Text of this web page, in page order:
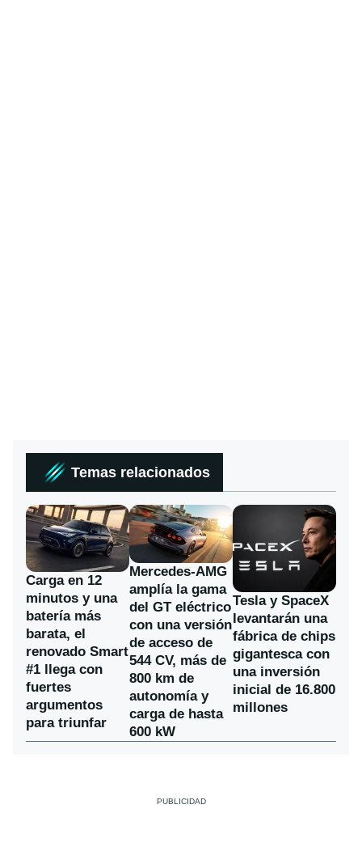
Temas relacionados
Carga en 12
minutos y una
batería más
barata, el
renovado Smart
#1 llega con
fuertes
argumentos
para triunfar
Mercedes-AMG
amplía la gama
del GT eléctrico
con una versión
de acceso de
544 CV, más de
800 km de
autonomía y
carga de hasta
600 kW
Tesla y SpaceX
levantarán una
fábrica de chips
gigantesca con
una inversión
inicial de 16.800
millones